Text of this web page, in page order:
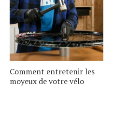
Comment entretenir les
moyeux de votre vélo